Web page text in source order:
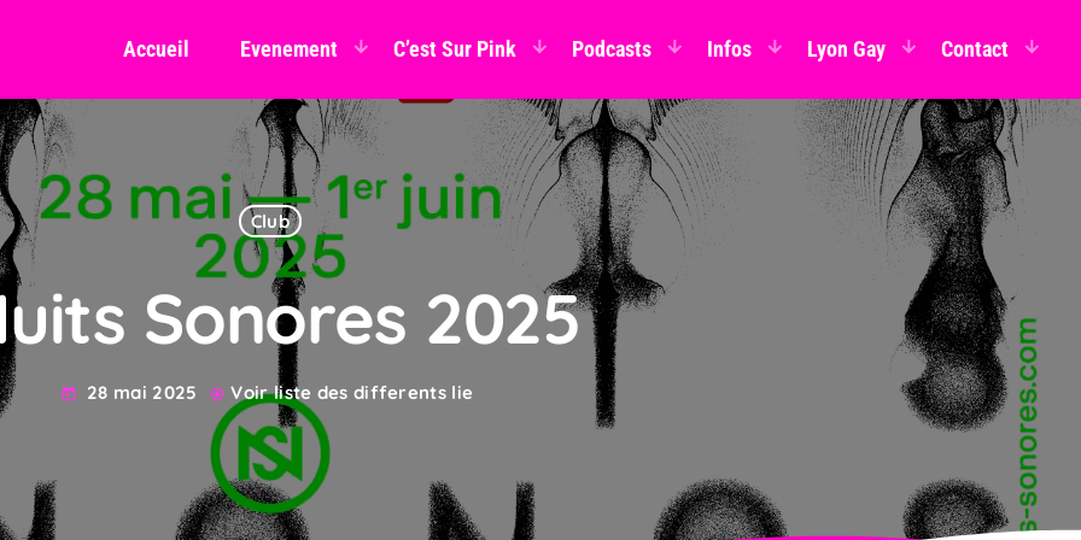
Accueil Evenement C’est Sur Pink Podcasts Infos Lyon Gay Contact
Club
Sonores 2025
today 28 mai 2025 my_location Voir liste des differents lie